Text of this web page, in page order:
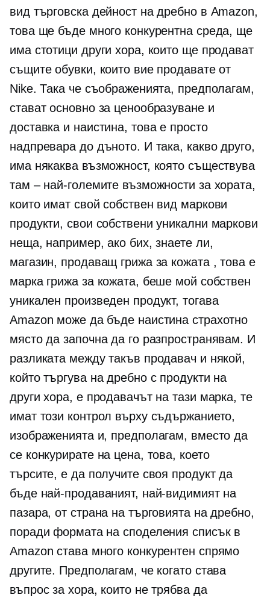
вид търговска дейност на дребно в Amazon,
това ще бъде много конкурентна среда, ще
има стотици други хора, които ще продават
същите обувки, които вие продавате от
Nike. Така че съображенията, предполагам,
стават основно за ценообразуване и
доставка и наистина, това е просто
надпревара до дъното. И така, какво друго,
има някаква възможност, която съществува
там – най-големите възможности за хората,
които имат свой собствен вид маркови
продукти, свои собствени уникални маркови
неща, например, ако бих, знаете ли,
магазин, продаващ грижа за кожата , това е
марка грижа за кожата, беше мой собствен
уникален произведен продукт, тогава
Amazon може да бъде наистина страхотно
място да започна да го разпространявам. И
разликата между такъв продавач и някой,
който търгува на дребно с продукти на
други хора, е продавачът на тази марка, те
имат този контрол върху съдържанието,
изображенията и, предполагам, вместо да
се конкурирате на цена, това, което
търсите, е да получите своя продукт да
бъде най-продаваният, най-видимият на
пазара, от страна на търговията на дребно,
поради формата на споделения списък в
Amazon става много конкурентен спрямо
другите. Предполагам, че когато става
въпрос за хора, които не трябва да